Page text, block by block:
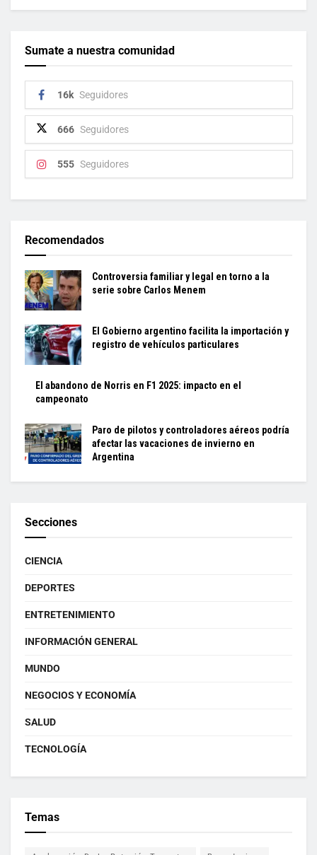
Sumate a nuestra comunidad
16k Seguidores
666 Seguidores
555 Seguidores
Recomendados
Controversia familiar y legal en torno a la
serie sobre Carlos Menem
El Gobierno argentino facilita la importación y
registro de vehículos particulares
El abandono de Norris en F1 2025: impacto en el
campeonato
Paro de pilotos y controladores aéreos podría
afectar las vacaciones de invierno en
Argentina
Secciones
CIENCIA
DEPORTES
ENTRETENIMIENTO
INFORMACIÓN GENERAL
MUNDO
NEGOCIOS Y ECONOMÍA
SALUD
TECNOLOGÍA
Temas